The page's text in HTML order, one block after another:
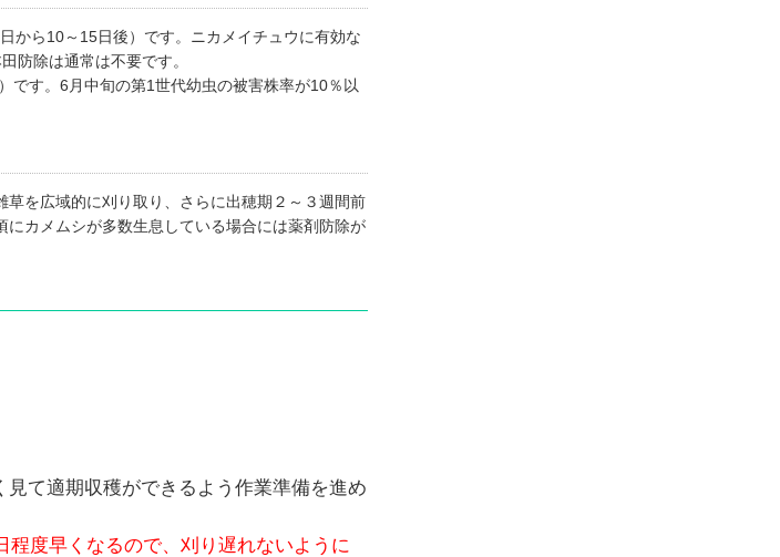
から10～15日後）です。ニカメイチュウに有効な
防除は通常は不要です。
す。6月中旬の第1世代幼虫の被害株率が10％以
を広域的に刈り取り、さらに出穂期２～３週間前
カメムシが多数生息している場合には薬剤防除が
て適期収穫ができるよう作業準備を進め
程度早くなるので、刈り遅れないように